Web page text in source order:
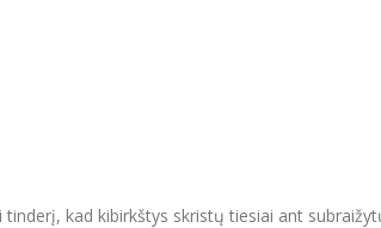
kad kibirkštys skristų tiesiai ant